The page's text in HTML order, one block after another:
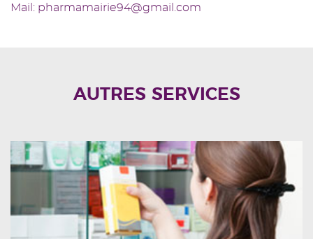
Mail: pharmamairie94@gmail.com
AUTRES SERVICES